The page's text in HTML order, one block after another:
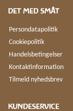
DET MED SMÅT
Persondatapolitik
Cookiepolitik
Handelsbetingelser
Kontaktinformation
Tilmeld nyhedsbrev
KUNDESERVICE